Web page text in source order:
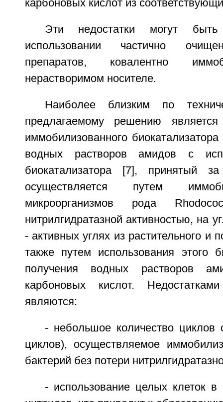
карбоновых кислот из
Эти недостатки могут
использовании частично
препаратов, ковалентно
нерастворимом носителе.
Наиболее близким по
предлагаемому решению
иммобилизованного
водных растворов амидов с
биокатализатора [7], принятый
осуществляется путем
микроорганизмов рода
нитрилгидратазной активностью, на
- активных углях из растительного и
также путем использования этого
получения водных растворов
карбоновых кислот.
являются:
- небольшое количество циклов
циклов), осуществляемое
бактерий без потери
- использование целых клеток в